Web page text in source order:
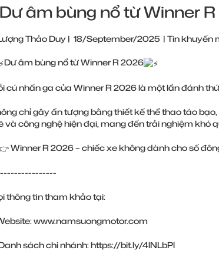
âm bùng nổ từ Winner R
Thảo Duy | 18/September/2025 | Tin khuyến
Dư âm bùng nổ từ Winner R 2026
cú nhấn ga của Winner R 2026 là một lần đánh
chỉ gây ấn tượng bằng thiết kế thể thao táo
và công nghệ hiện đại, mang đến trải nghiệm khó
Winner R 2026 – chiếc xe không dành cho số
thông tin tham khảo tại:
www.namsuongmotor.com
sách chi nhánh:https://bit.ly/4lNLbPl